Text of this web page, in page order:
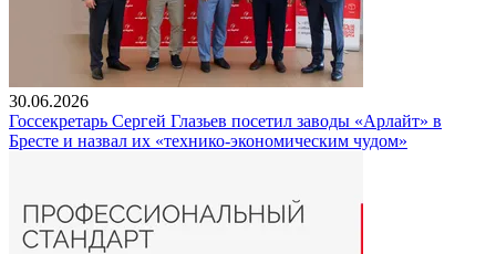
30.06.2026
Госсекретарь Сергей Глазьев посетил заводы «Арлайт» в
Бресте и назвал их «технико-экономическим чудом»